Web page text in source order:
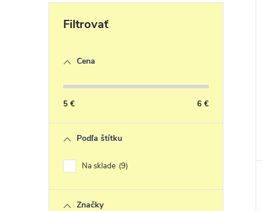
Cena
5 € 6 €
Podľa štítku
Na sklade 9
Značky